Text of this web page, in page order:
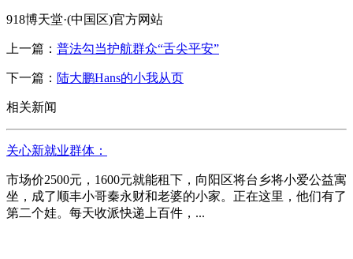
918博天堂·(中国区)官方网站
上一篇： 普法勾当护航群众“舌尖平安”
下一篇： 陆大鹏Hans的小我从页
相关新闻
关心新就业群体：
市场价2500元，1600元就能租下，向阳区将台乡将小爱公益寓
坐，成了顺丰小哥秦永财和老婆的小家。正在这里，他们有了
第二个娃。每天收派快递上百件，...